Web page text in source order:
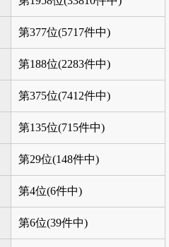
第377位(5717件中)
第188位(2283件中)
第375位(7412件中)
第135位(715件中)
第29位(148件中)
第4位(6件中)
第6位(39件中)